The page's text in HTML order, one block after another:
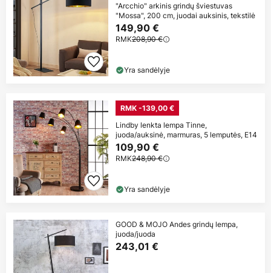
"Arcchio" arkinis grindų šviestuvas
"Mossa", 200 cm, juodai auksinis, tekstilė
149,90 €
RMK208,90 €
Yra sandėlyje
RMK -139,00 €
Lindby lenkta lempa Tinne,
juoda/auksinė, marmuras, 5 lemputės, E14
109,90 €
RMK248,90 €
Yra sandėlyje
GOOD & MOJO Andes grindų lempa,
juoda/juoda
243,01 €